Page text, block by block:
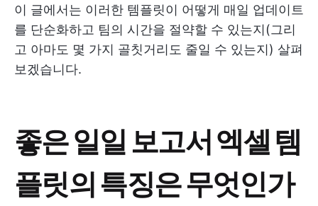
이 글에서는 이러한 템플릿이 어떻게 매일 업데이트
를 단순화하고 팀의 시간을 절약할 수 있는지(그리
고 아마도 몇 가지 골칫거리도 줄일 수 있는지) 살펴
보겠습니다.
좋은 일일 보고서 엑셀 템
플릿의 특징은 무엇인가